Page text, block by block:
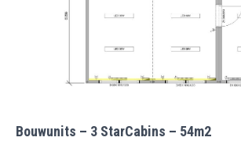
Bouwunits – 3 StarCabins – 54m2